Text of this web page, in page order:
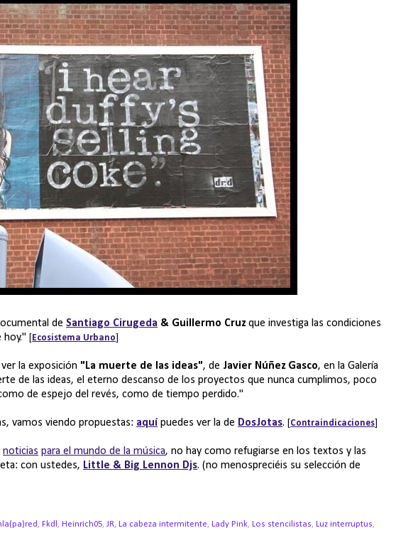
deSantiago Cirugeda & Guillermo Cruzque investiga las condiciones
hoy."
Ecosistema Urbano
la exposición "La muerte de las ideas", de Javier Núñez Gasco, en la Galería
de las ideas, el eterno descanso de los proyectos que nunca cumplimos, poco
de espejo del revés, como de tiempo perdido."
vamos viendo propuestas: aquí puedes ver la de DosJotas. Contraindicaciones
noticias para el mundo de la música, no hay como refugiarse en los textos y las
con ustedes, Little & Big Lennon Djs. (no menospreciéis su selección de
,Fkdl ,Heinrich05,JR,La cabeza intermitente,Lady Pink,Los stencilistas,Luz interruptus,